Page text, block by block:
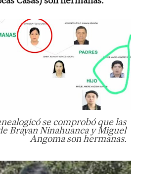
se comprobó que las
Brayan Ninahuanca y Miguel
Angoma son hermanas.